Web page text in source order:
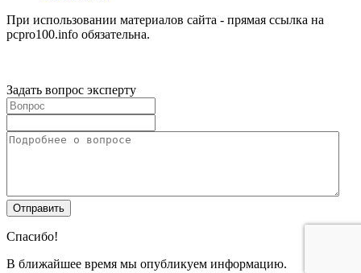
При использовании материалов сайта - прямая ссылка на
pcpro100.info обязательна.
Задать вопрос эксперту
Спасибо!
В ближайшее время мы опубликуем информацию.